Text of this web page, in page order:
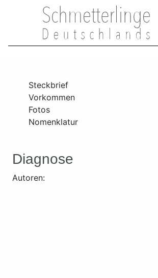
Steckbrief
Vorkommen
Fotos
Nomenklatur
Diagnose
Autoren: